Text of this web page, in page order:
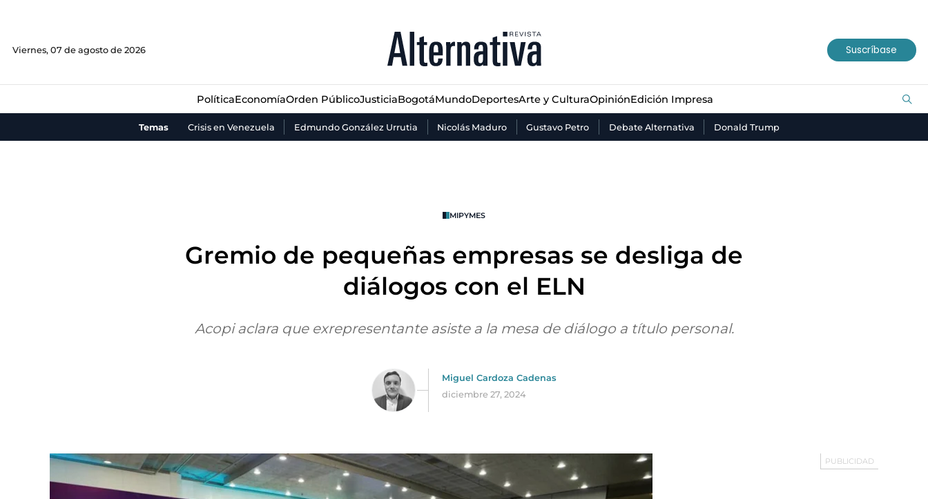
Viernes, 07 de agosto de 2026 Suscríbase
PolíticaEconomíaOrden PúblicoJusticiaBogotáMundoDeportesArte y CulturaOpiniónEdición Impresa
Temas Crisis en Venezuela Edmundo González Urrutia Nicolás Maduro Gustavo Petro Debate Alternativa Donald Trump
JusticiaBogotáMundo Deportes Arte y Cultura
MIPYMES
Gremio de pequeñas empresas se desliga de
diálogos con el ELN
Acopi aclara que exrepresentante asiste a la mesa de diálogo a título personal.
Miguel Cardoza Cadenas
diciembre 27, 2024